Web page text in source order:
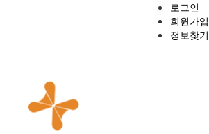
로그인
회원가입
정보찾기